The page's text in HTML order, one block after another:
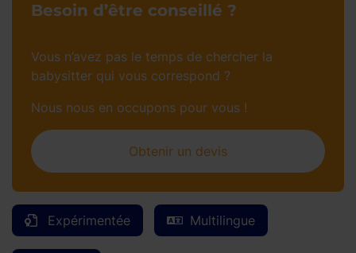
Expérimentée Multilingue
Besoin d’être conseillé ?
Vous n’avez pas le temps de chercher la
babysitter qui vous correspond ?
Nous nous en occupons pour vous !
Obtenir un devis